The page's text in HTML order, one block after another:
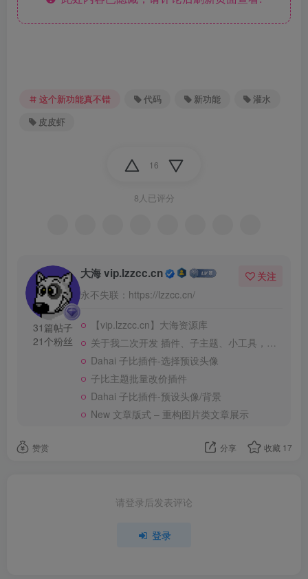
这个新功能真不错 代码 新功能
灌水
皮皮虾
16
8人已评分
31篇帖子
21个粉丝
大海 vip.lzzcc.cn
永不失联：https://lzzcc.cn/
关注
【vip.lzzcc.cn】大海资源库
关于我二次开发 插件、子主题、小工具，可完美实现大部分美化
Dahai 子比插件-选择预设头像
子比主题批量改价插件
Dahai 子比插件-预设头像/背景
New 文章版式 – 重构图片类文章展示
赞赏 分享 收藏 17
请登录后发表评论
登录